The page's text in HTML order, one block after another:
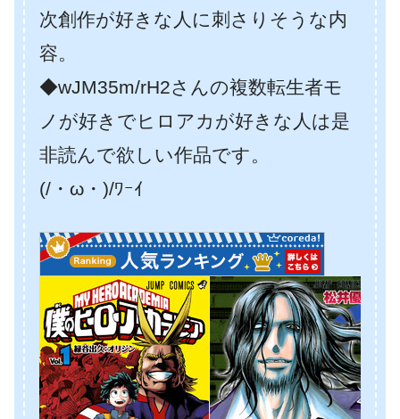
次創作が好きな人に刺さりそうな内
容。
◆wJM35m/rH2さんの複数転生者モ
ノが好きでヒロアカが好きな人は是
非読んで欲しい作品です。
(/・ω・)/ﾜｰｲ